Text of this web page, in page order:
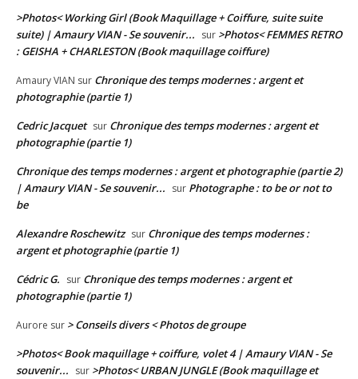
>Photos< Working Girl (Book Maquillage + Coiffure, suite suite
suite) | Amaury VIAN - Se souvenir... sur >Photos< FEMMES RETRO
: GEISHA + CHARLESTON (Book maquillage coiffure)
Amaury VIAN sur Chronique des temps modernes : argent et
photographie (partie 1)
Cedric Jacquet sur Chronique des temps modernes : argent et
photographie (partie 1)
Chronique des temps modernes : argent et photographie (partie 2)
| Amaury VIAN - Se souvenir... sur Photographe : to be or not to
be
Alexandre Roschewitz sur Chronique des temps modernes :
argent et photographie (partie 1)
Cédric G. sur Chronique des temps modernes : argent et
photographie (partie 1)
Aurore sur > Conseils divers < Photos de groupe
>Photos< Book maquillage + coiffure, volet 4 | Amaury VIAN - Se
souvenir... sur >Photos< URBAN JUNGLE (Book maquillage et